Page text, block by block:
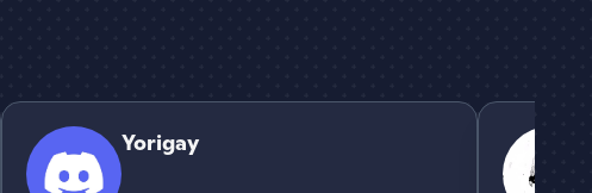
Yorigay
Yorigay
Ｑ꒒ꊰ 🏯